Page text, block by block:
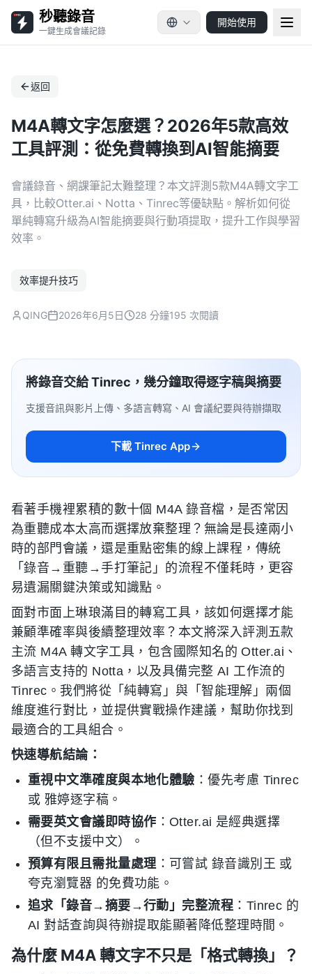
秒聽錄音
一鍵生成會議記錄
開始使用
返回
M4A轉文字怎麼選？2026年5款高效
工具評測：從免費轉換到AI智能摘要
會議錄音、網課筆記太難整理？本文評測5款M4A轉文字工
具，比較Otter.ai、Notta、Tinrec等優缺點。解析如何從
單純轉寫升級為AI智能摘要與行動項提取，提升工作與學習
效率。
效率提升技巧
QING 2026年6月5日 28 分鐘195 次閱讀
將錄音交給 Tinrec，幾分鐘取得逐字稿與摘要
支援音訊與影片上傳、多語言轉寫、AI 會議紀要與待辦擷取
下載 Tinrec App
看著手機裡累積的數十個 M4A 錄音檔，是否常因
為重聽成本太高而選擇放棄整理？無論是長達兩小
時的部門會議，還是重點密集的線上課程，傳統
「錄音→重聽→手打筆記」的流程不僅耗時，更容
易遺漏關鍵決策或知識點。
面對市面上琳琅滿目的轉寫工具，該如何選擇才能
兼顧準確率與後續整理效率？本文將深入評測五款
主流 M4A 轉文字工具，包含國際知名的 Otter.ai、
多語言支持的 Notta，以及具備完整 AI 工作流的
Tinrec。我們將從「純轉寫」與「智能理解」兩個
維度進行對比，並提供實戰操作建議，幫助你找到
最適合的工具組合。
快速導航結論：
重視中文準確度與本地化體驗 ：優先考慮 Tinrec
或 雅婷逐字稿。
需要英文會議即時協作 ：Otter.ai 是經典選擇
（但不支援中文）。
預算有限且需批量處理：可嘗試 錄音識別王 或
夸克瀏覽器 的免費功能。
追求「錄音→摘要→行動」完整流程 ：Tinrec 的
AI 對話查詢與待辦提取能顯著降低整理時間。
為什麼 M4A 轉文字不只是「格式轉換」？